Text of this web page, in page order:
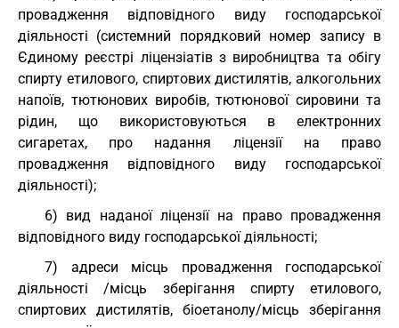
провадження відповідного виду господарської
діяльності (системний порядковий номер запису в
Єдиному реєстрі ліцензіатів з виробництва та обігу
спирту етилового, спиртових дистилятів, алкогольних
напоїв, тютюнових виробів, тютюнової сировини та
рідин, що використовуються в електронних
сигаретах, про надання ліцензії на право
провадження відповідного виду господарської
діяльності);
6) вид наданої ліцензії на право провадження
відповідного виду господарської діяльності;
7) адреси місць провадження господарської
діяльності /місць зберігання спирту етилового,
спиртових дистилятів, біоетанолу/місць зберігання